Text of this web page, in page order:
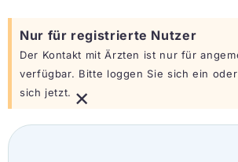
Nur für registrierte Nutzer
Der Kontakt mit Ärzten ist nur für
verfügbar. Bitte loggen Sie sich ein
sich jetzt. ×